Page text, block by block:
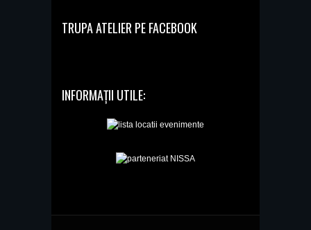
TRUPA ATELIER PE FACEBOOK
INFORMAȚII UTILE: